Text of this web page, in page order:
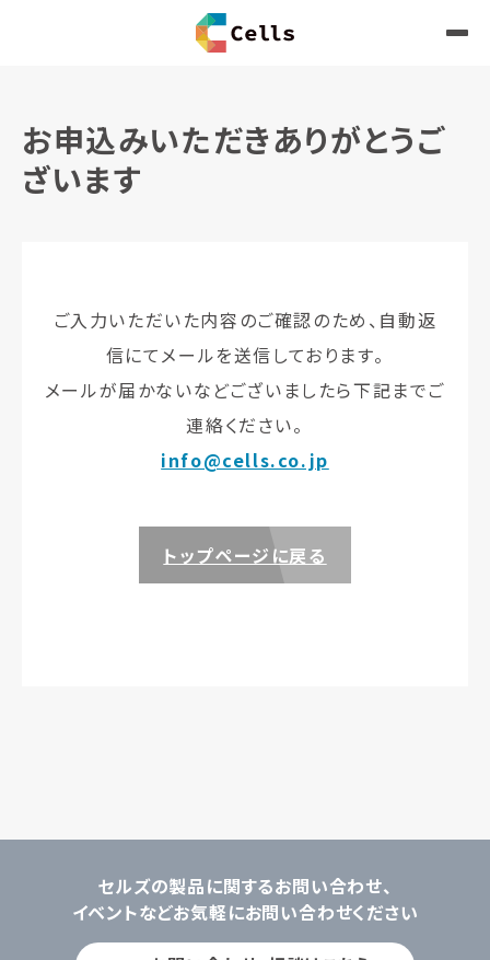
お申込みいただきありがとうご
ざいます
ご入力いただいた内容のご確認のため、自動返
信にてメールを送信しております。
メールが届かないなどございましたら下記までご
連絡ください。
info@cells.co.jp
トップページに戻る
セルズの製品に関するお問い合わせ、
イベントなどお気軽にお問い合わせください